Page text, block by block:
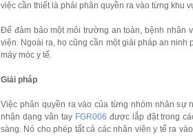
việc cần thiết là phải phân quyền ra vào từng khu
Để đảm bảo một môi trường an toàn, bệnh nhân
viện. Ngoài ra, họ cũng cần một giải pháp an ninh
máy móc y tế.
Giải pháp
Việc phân quyền ra vào của từng nhóm nhân
nhận dạng vân tay FGR006 được lắp đặt trong
sàng. Nó cho phép tất cả các nhân viên y tế ra